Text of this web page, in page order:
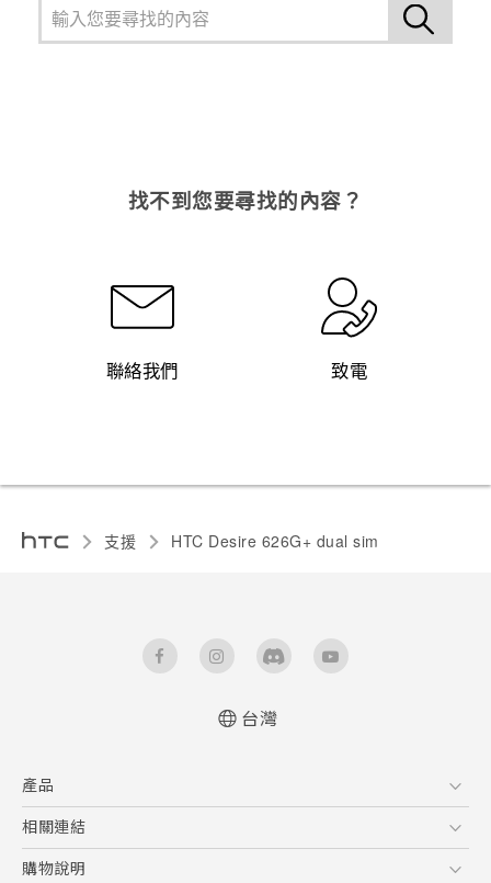
找不到您要尋找的內容？
聯絡我們 致電
支援 HTC Desire 626G+ dual sim‎
台灣
產品
5G
智慧型手機
相關連結
HTC Research
購物說明